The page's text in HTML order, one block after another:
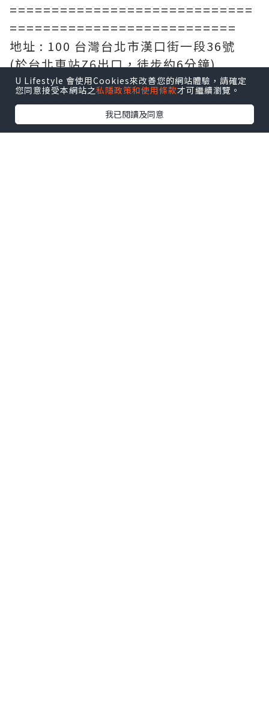
=============================
===========================
地址 : 100 台灣台北市漢口街一段36號
(於台北車站Z6出口，徒步約6分鐘)
=============================
===========================
U Lifestyle 會使用Cookies來改善您的網站體驗，請確定
您同意接受本網站之私隱政策和使用條款才可繼續瀏覽。
我已閱讀及同意